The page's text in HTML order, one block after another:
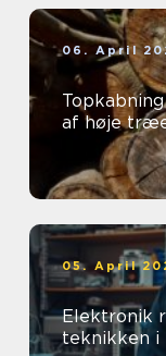
06. April
af høje
05. April
Elektronik rønne
teknikken i